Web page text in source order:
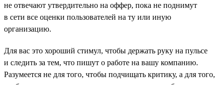
не отвечают утвердительно на оффер, пока не поднимут
в сети все оценки пользователей на ту или иную
организацию.
Для вас это хороший стимул, чтобы держать руку на пульсе
и следить за тем, что пишут о работе на вашу компанию.
Разумеется не для того, чтобы подчищать критику, а для того,